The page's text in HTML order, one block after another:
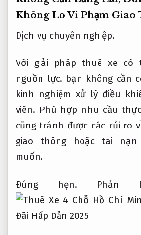
Không Lo Vi Phạm Giao
Dịch vụ chuyên nghiệp.
Với giải pháp thuê xe
nguồn lực. bạn không cần
kinh nghiệm xử lý điều
viên. Phù hợp nhu cầu
cũng tránh được các rủi ro
giao thông hoặc tai nạn
muốn.
Đúng hẹn. Phản